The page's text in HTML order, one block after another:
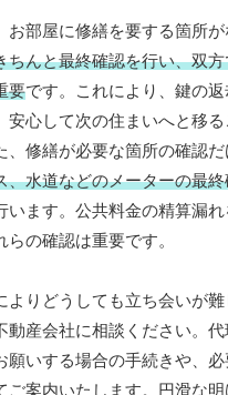
お部屋に修繕を要する箇所
ちんと最終確認を行い、双
要です。これにより、鍵の
安心して次の住まいへと移る
、修繕が必要な箇所の確認だ
、水道などのメーターの最
います。公共料金の精算漏
らの確認は重要です。
よりどうしても立ち会いが難
動産会社に相談ください。
願いする場合の手続きや、
ご案内いたします。円滑な